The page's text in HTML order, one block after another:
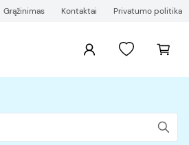
Grąžinimas Kontaktai Privatumo politika